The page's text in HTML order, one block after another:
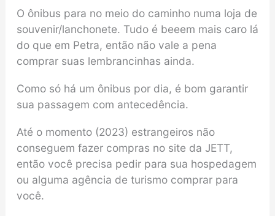
O ônibus para no meio do caminho numa loja de
souvenir/lanchonete. Tudo é beeem mais caro lá
do que em Petra, então não vale a pena
comprar suas lembrancinhas ainda.
Como só há um ônibus por dia, é bom garantir
sua passagem com antecedência.
Até o momento (2023) estrangeiros não
conseguem fazer compras no site da JETT,
então você precisa pedir para sua hospedagem
ou alguma agência de turismo comprar para
você.